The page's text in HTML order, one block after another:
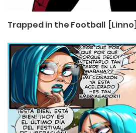
Trapped in the Football [Linno]